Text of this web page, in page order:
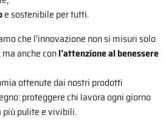
e sostenibile per tutti.
che l’innovazione non si misuri solo
anche conl’attenzione al benessere
ottenute dai nostri prodotti
proteggere chi lavora ogni giorno
più pulite e vivibili.